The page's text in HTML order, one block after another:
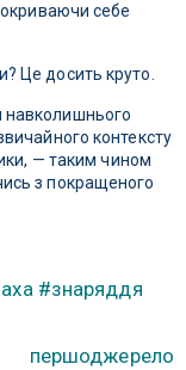
себе
Це досить круто.
контексту
— таким чином
з покращеного
#знаряддя
першоджерело